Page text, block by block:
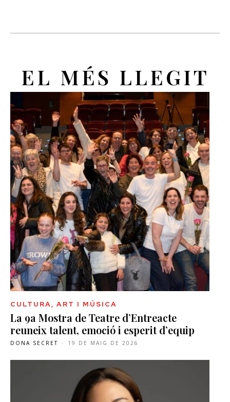
EL MÉS LLEGIT
CULTURA, ART I MÚSICA
La 9a Mostra de Teatre d’Entreacte
reuneix talent, emoció i esperit d’equip
DONA SECRET - 19 DE MAIG DE 2026